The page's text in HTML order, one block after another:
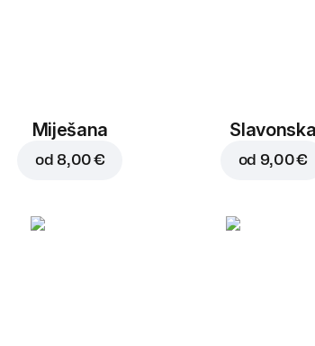
Miješana
od 8,00 € od 9,00 €